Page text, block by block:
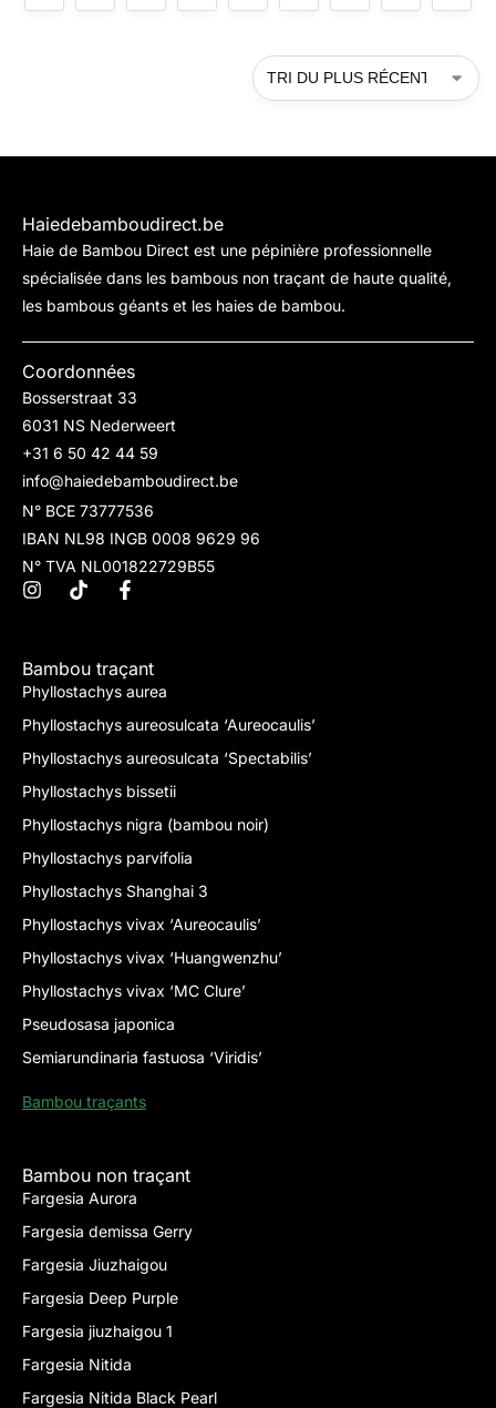
Haiedebamboudirect.be
Haie de Bambou Direct est une pépinière professionnelle
spécialisée dans les bambous non traçant de haute qualité,
les bambous géants et les haies de bambou.
Coordonnées
Bosserstraat 33
6031 NS Nederweert
+31 6 50 42 44 59
info@haiedebamboudirect.be
N° BCE 73777536
IBAN NL98 INGB 0008 9629 96
N° TVA NL001822729B55
Bambou traçant
Phyllostachys aurea
Phyllostachys aureosulcata ‘Aureocaulis’
Phyllostachys aureosulcata ‘Spectabilis’
Phyllostachys bissetii
Phyllostachys nigra (bambou noir)
Phyllostachys parvifolia
Phyllostachys Shanghai 3
Phyllostachys vivax ‘Aureocaulis’
Phyllostachys vivax ‘Huangwenzhu’
Phyllostachys vivax ‘MC Clure’
Pseudosasa japonica
Semiarundinaria fastuosa ‘Viridis’
Bambou traçants
Bambou non traçant
Fargesia Aurora
Fargesia demissa Gerry
Fargesia Jiuzhaigou
Fargesia Deep Purple
Fargesia jiuzhaigou 1
Fargesia Nitida
Fargesia Nitida Black Pearl